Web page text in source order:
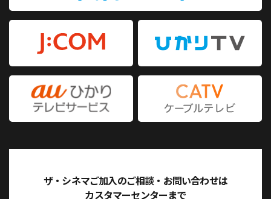
ザ・シネマご加入のご相談・お問い合わせは
カスタマーセンターまで